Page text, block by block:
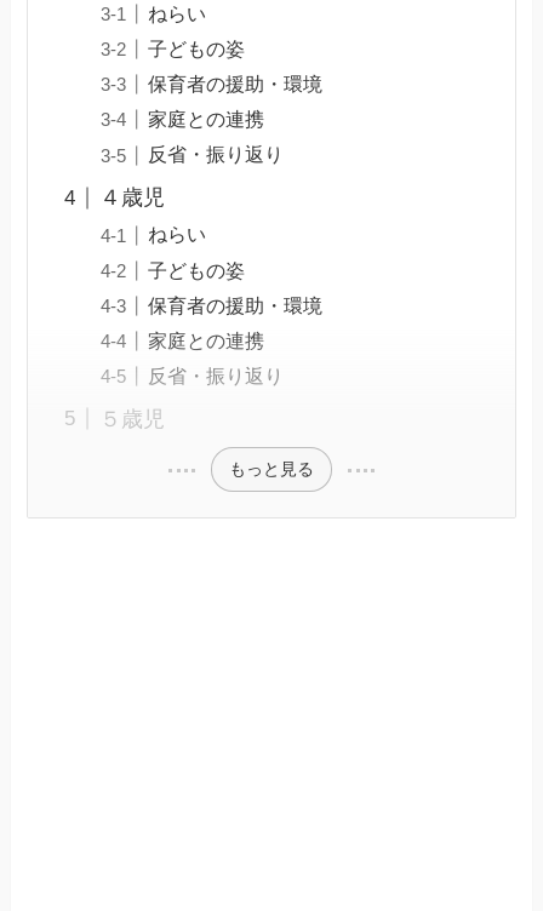
ねらい
子どもの姿
保育者の援助・環境
家庭との連携
反省・振り返り
４歳児
ねらい
子どもの姿
保育者の援助・環境
家庭との連携
反省・振り返り
５歳児
もっと見る